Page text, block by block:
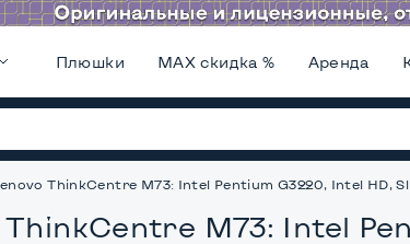
Плюшки MAX скидка % Аренда
ThinkCentre M73: Intel Pentium G3220, Intel HD,
M73: Intel